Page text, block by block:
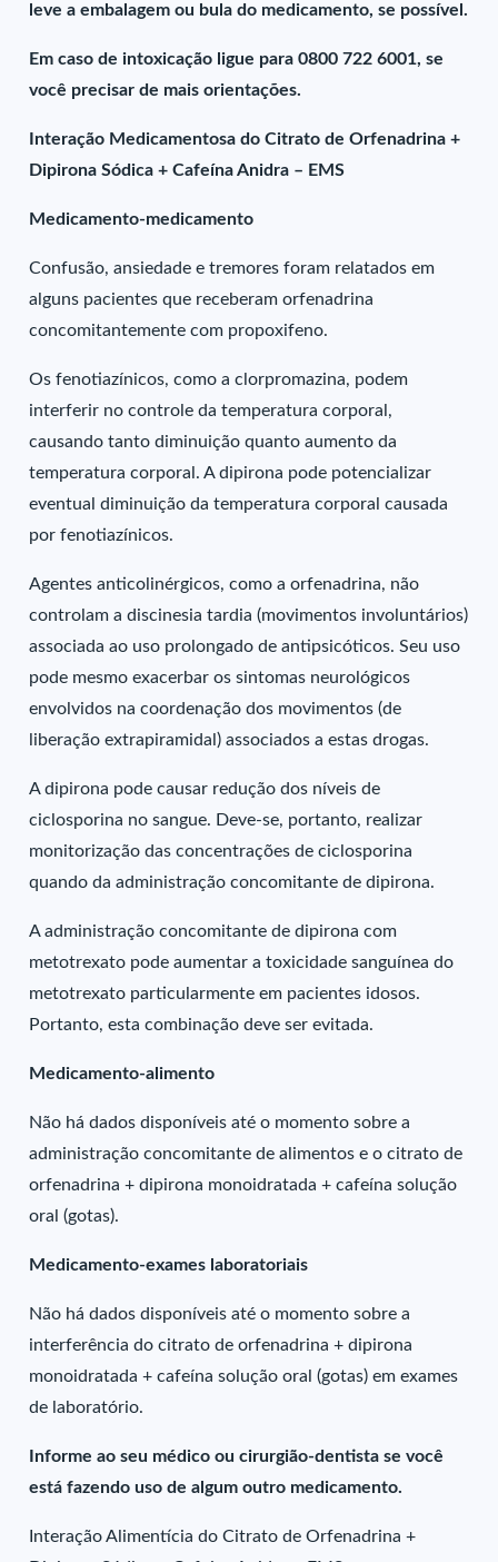
leve a embalagem ou bula do medicamento, se possível.
Em caso de intoxicação ligue para 0800 722 6001, se
você precisar de mais orientações.
Interação Medicamentosa do Citrato de Orfenadrina +
Dipirona Sódica + Cafeína Anidra – EMS
Medicamento-medicamento
Confusão, ansiedade e tremores foram relatados em
alguns pacientes que receberam orfenadrina
concomitantemente com propoxifeno.
Os fenotiazínicos, como a clorpromazina, podem
interferir no controle da temperatura corporal,
causando tanto diminuição quanto aumento da
temperatura corporal. A dipirona pode potencializar
eventual diminuição da temperatura corporal causada
por fenotiazínicos.
Agentes anticolinérgicos, como a orfenadrina, não
controlam a discinesia tardia (movimentos involuntários)
associada ao uso prolongado de antipsicóticos. Seu uso
pode mesmo exacerbar os sintomas neurológicos
envolvidos na coordenação dos movimentos (de
liberação extrapiramidal) associados a estas drogas.
A dipirona pode causar redução dos níveis de
ciclosporina no sangue. Deve-se, portanto, realizar
monitorização das concentrações de ciclosporina
quando da administração concomitante de dipirona.
A administração concomitante de dipirona com
metotrexato pode aumentar a toxicidade sanguínea do
metotrexato particularmente em pacientes idosos.
Portanto, esta combinação deve ser evitada.
Medicamento-alimento
Não há dados disponíveis até o momento sobre a
administração concomitante de alimentos e o citrato de
orfenadrina + dipirona monoidratada + cafeína solução
oral (gotas).
Medicamento-exames laboratoriais
Não há dados disponíveis até o momento sobre a
interferência do citrato de orfenadrina + dipirona
monoidratada + cafeína solução oral (gotas) em exames
de laboratório.
Informe ao seu médico ou cirurgião-dentista se você
está fazendo uso de algum outro medicamento.
Interação Alimentícia do Citrato de Orfenadrina +